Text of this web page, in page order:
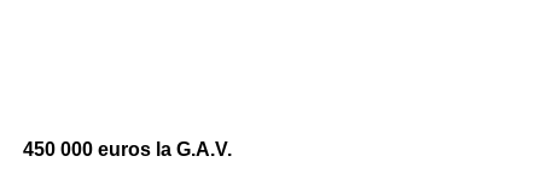
450 000 euros la G.A.V.